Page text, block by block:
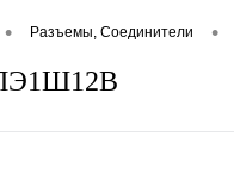
• Разъемы, Соединители •